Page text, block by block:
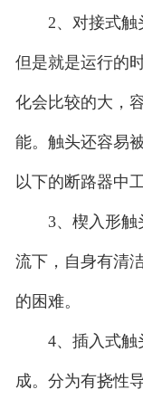
2、对接式触头
但是就是运行的
化会比较的大，
能。触头还容易
以下的断路器中工
3、楔入形触
流下，自身有清
的困难。
4、插入式触
成。分为有挠性